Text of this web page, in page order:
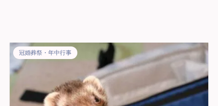
冠婚葬祭・年中行事